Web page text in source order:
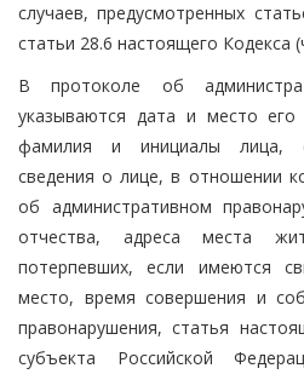
случаев, предусмотренных
статьи 28.6 настоящего Кодекса
В протоколе об
указываются дата и место его
фамилия и инициалы лица,
сведения о лице, в отношении
об административном
отчества, адреса места
потерпевших, если имеются
место, время совершения и
правонарушения, статья
субъекта Российской